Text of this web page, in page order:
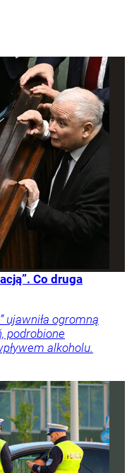
Co druga
ujawniła ogromną
podrobione
alkoholu.